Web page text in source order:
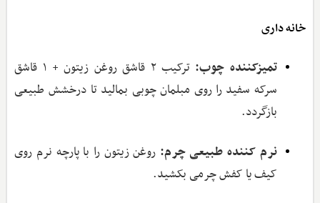
خانه داری
تمیزکننده چوب:
ترکیب ۲ قاشق روغن زیتون + ۱ قاشق
سرکه سفید را روی مبلمان چوبی بمالید تا درخشش طبیعی
بازگردد.
نرم‌ کننده طبیعی چرم: روغن زیتون را با پارچه نرم روی
کیف یا کفش چرمی بکشید.